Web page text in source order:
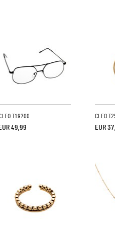
T19700
49,99
CLEO
EUR